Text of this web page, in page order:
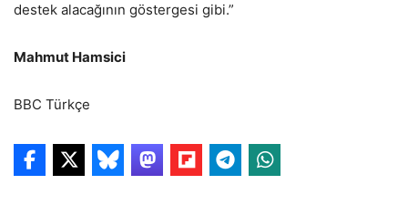
destek alacağının göstergesi gibi.”
Mahmut Hamsici
BBC Türkçe